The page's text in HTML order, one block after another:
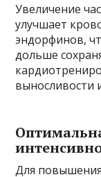
Увеличение
улучшает
эндорфинов,
дольше
выносливости
Для